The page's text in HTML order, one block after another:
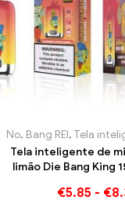
, Cigarros
No, Bang REI, Tela inteligente
Tela inteligente de
limão Die Bang King
eletrônico
€5.85 - €